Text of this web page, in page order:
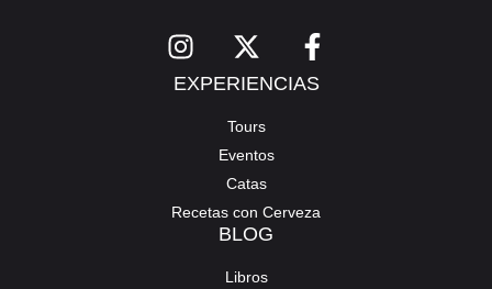
EXPERIENCIAS
Tours
Eventos
Catas
Recetas con Cerveza
BLOG
Libros